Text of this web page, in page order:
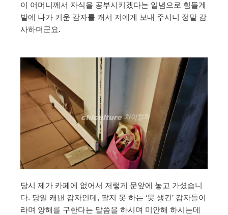
이 어머니께서 자식을 공부시키겠다는 일념으로 힘들게
밭에 나가 키운 감자를 캐서 저에게 보내 주시니 정말 감
사하더군요.
당시 제가 카페에 없어서 저렇게 문앞에 놓고 가셨습니
다. 당일 캐낸 감자인데, 팔지 못 하는 ‘못 생긴’ 감자들이
라며 양해를 구한다는 말씀을 하시며 미안해 하시는데